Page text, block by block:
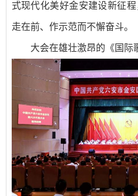
式现代化美好金安建设新征
走在前、作示范而不懈奋斗。
大会在雄壮激昂的《国际